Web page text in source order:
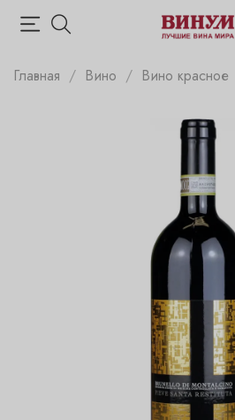
Главная Вино Вино красное